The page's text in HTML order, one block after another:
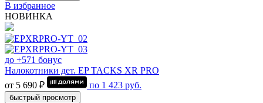
В избранное
НОВИНКА
до +571 бонус
Налокотники дет. EP TACKS XR PRO
от 5 690 ₽
по 1 423 руб.
быстрый просмотр